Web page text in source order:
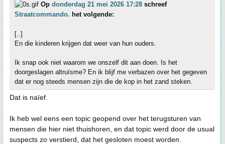
Op donderdag 21 mei 2026 17:28 schreef
Straatcommando. het volgende:
[..]
En die kinderen krijgen dat weer van hun ouders.
Ik snap ook niet waarom we onszelf dit aan doen. Is het
doorgeslagen altruïsme? En ik blijf me verbazen over het gegeven
dat er nog steeds mensen zijn die de kop in het zand steken.
Dat is naïef.
Ik heb wel eens een topic geopend over het terugsturen van
mensen die hier niet thuishoren, en dat topic werd door de usual
suspects zo verstierd, dat het gesloten moest worden.